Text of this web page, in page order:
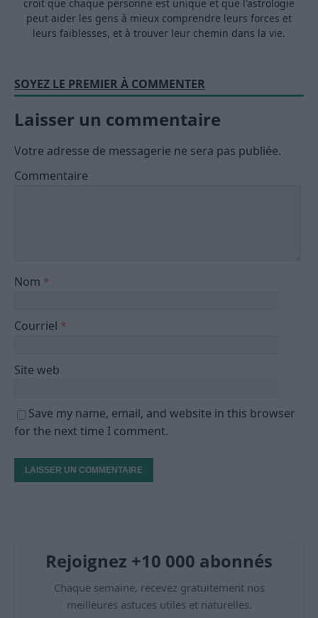
croit que chaque personne est unique et que l'astrologie
peut aider les gens à mieux comprendre leurs forces et
leurs faiblesses, et à trouver leur chemin dans la vie.
SOYEZ LE PREMIER À COMMENTER
Laisser un commentaire
Votre adresse de messagerie ne sera pas publiée.
Commentaire
Nom *
Courriel *
Site web
Save my name, email, and website in this browser
for the next time I comment.
Rejoignez +10 000 abonnés
Chaque semaine, recevez gratuitement nos
meilleures astuces utiles et naturelles.